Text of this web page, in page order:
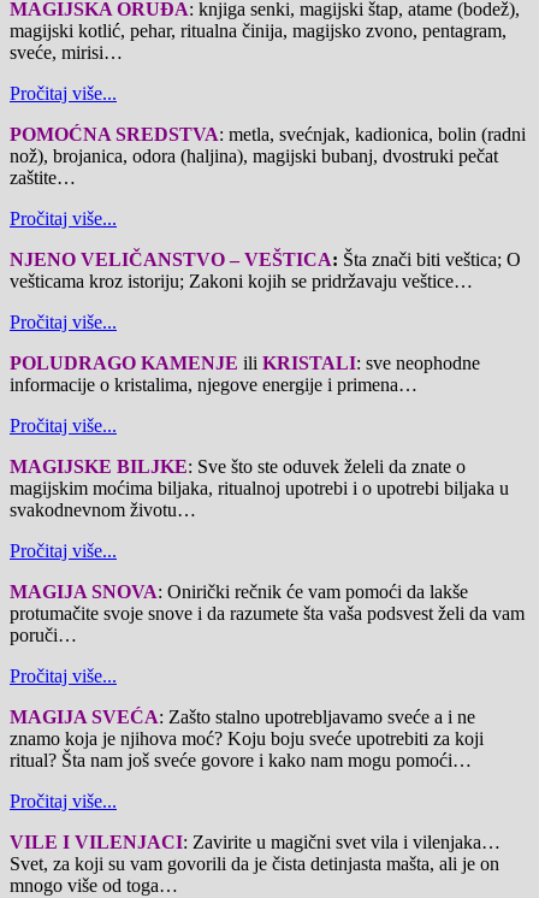
MAGIJSKA ORUĐA: knjiga senki, magijski štap, atame (bodež),
magijski kotlić, pehar, ritualna činija, magijsko zvono, pentagram,
sveće, mirisi…
Pročitaj više...
POMOĆNA SREDSTVA: metla, svećnjak, kadionica, bolin (radni
nož), brojanica, odora (haljina), magijski bubanj, dvostruki pečat
zaštite…
Pročitaj više...
NJENO VELIČANSTVO – VEŠTICA: Šta znači biti veštica; O
vešticama kroz istoriju; Zakoni kojih se pridržavaju veštice…
Pročitaj više...
POLUDRAGO KAMENJE ili KRISTALI: sve neophodne
informacije o kristalima, njegove energije i primena…
Pročitaj više...
MAGIJSKE BILJKE: Sve što ste oduvek želeli da znate o
magijskim moćima biljaka, ritualnoj upotrebi i o upotrebi biljaka u
svakodnevnom životu…
Pročitaj više...
MAGIJA SNOVA: Onirički rečnik će vam pomoći da lakše
protumačite svoje snove i da razumete šta vaša podsvest želi da vam
poruči…
Pročitaj više...
MAGIJA SVEĆA: Zašto stalno upotrebljavamo sveće a i ne
znamo koja je njihova moć? Koju boju sveće upotrebiti za koji
ritual? Šta nam još sveće govore i kako nam mogu pomoći…
Pročitaj više...
VILE I VILENJACI: Zavirite u magični svet vila i vilenjaka…
Svet, za koji su vam govorili da je čista detinjasta mašta, ali je on
mnogo više od toga…